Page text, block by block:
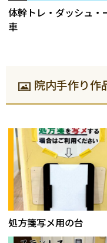
体幹トレ・ダッシュ・
車
院内手作り作
処方箋写メ用の台